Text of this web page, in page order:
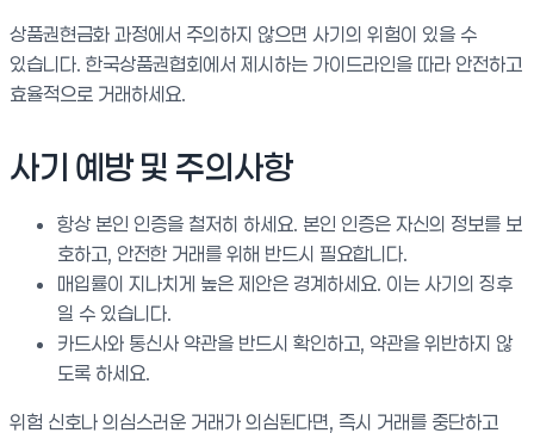
상품권현금화 과정에서 주의하지 않으면 사기의 위험이 있을 수
있습니다. 한국상품권협회에서 제시하는 가이드라인을 따라 안전하고
효율적으로 거래하세요.
사기 예방 및 주의사항
항상 본인 인증을 철저히 하세요. 본인 인증은 자신의 정보를 보
호하고, 안전한 거래를 위해 반드시 필요합니다.
매입률이 지나치게 높은 제안은 경계하세요. 이는 사기의 징후
일 수 있습니다.
카드사와 통신사 약관을 반드시 확인하고, 약관을 위반하지 않
도록 하세요.
위험 신호나 의심스러운 거래가 의심된다면, 즉시 거래를 중단하고